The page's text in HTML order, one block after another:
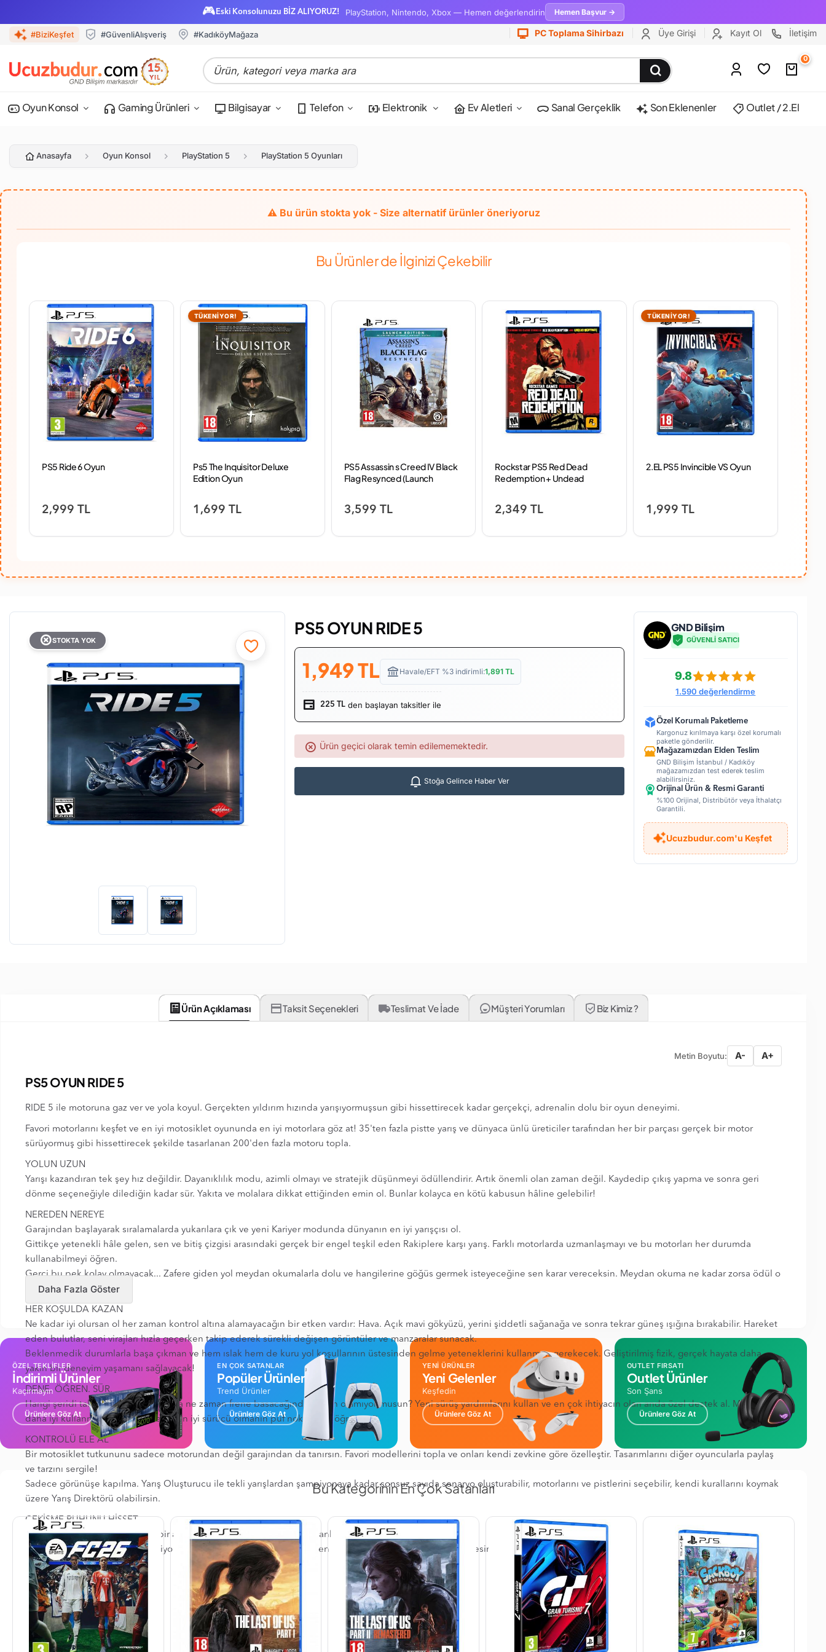
🎮 Eski Konsolunuzu BİZ ALIYORUZ! PlayStation, Nintendo, Xbox — Hemen değerlendirin Hemen Başvur →
#BiziKeşfet #GüvenliAlışveriş #KadıköyMağaza PC Toplama Sihirbazı Üye Girişi Kayıt Ol İletişim
0
Oyun Konsol Gaming Ürünleri Bilgisayar Telefon Elektronik Ev Aletleri Sanal Gerçeklik Son Eklenenler Outlet / 2.El
Anasayfa Oyun Konsol PlayStation 5 PlayStation 5 Oyunları
Bu Ürünler de İlginizi Çekebilir
PS5 Ride 6 Oyun
2,999 TL
TÜKENİYOR!
Ps5 The Inquisitor Deluxe
Edition Oyun
1,699 TL
PS5 Assassin s Creed IV Black
Flag Resynced (Launch
3,599 TL
Rockstar PS5 Red Dead
Redemption + Undead
2,349 TL
TÜKENİYOR!
2.EL PS5 Invincible VS Oyun
1,999 TL
PS5
STOKTA YOK
PS5 OYUN RIDE 5
1,949TL Havale/EFT %3 indirimli:1,891 TL
225 TL den başlayan taksitler ile
Ürün geçici olarak temin edilememektedir.
Stoğa Gelince Haber Ver
GND Bilişim
GÜVENLİ SATICI
9.8
1.590 değerlendirme
Özel Korumalı Paketleme
Kargonuz kırılmaya karşı özel korumalı
paketle gönderilir.
Mağazamızdan Elden Teslim
GND Bilişim İstanbul / Kadıköy
mağazamızdan test ederek teslim
alabilirsiniz.
Orijinal Ürün & Resmi Garanti
%100 Orijinal, Distribütör veya İthalatçı
Garantili.
Ucuzbudur.com'u Keşfet
Ürün Açıklaması Taksit Seçenekleri Teslimat Ve İade Müşteri Yorumları Biz Kimiz ?
Metin Boyutu: A- A+
PS5 OYUN RIDE 5
RIDE 5 ile motoruna gaz ver ve yola koyul. Gerçekten yıldırım hızında yarışıyormuşsun gibi hissettirecek kadar gerçekçi, adrenalin dolu bir oyun deneyimi.
Favori motorlarını keşfet ve en iyi motosiklet oyununda en iyi motorlara göz at! 35'ten fazla pistte yarış ve dünyaca ünlü üreticiler tarafından her bir parçası gerçek bir motor
sürüyormuş gibi hissettirecek şekilde tasarlanan 200'den fazla motoru topla.
YOLUN UZUN
Yarışı kazandıran tek şey hız değildir. Dayanıklılık modu, azimli olmayı ve stratejik düşünmeyi ödüllendirir. Artık önemli olan zaman değil. Kaydedip çıkış yapma ve sonra geri
dönme seçeneğiyle dilediğin kadar sür. Yakıta ve molalara dikkat ettiğinden emin ol. Bunlar kolayca en kötü kabusun hâline gelebilir!
NEREDEN NEREYE
Garajından başlayarak sıralamalarda yukarılara çık ve yeni Kariyer modunda dünyanın en iyi yarışçısı ol.
Gittikçe yetenekli hâle gelen, sen ve bitiş çizgisi arasındaki gerçek bir engel teşkil eden Rakiplere karşı yarış. Farklı motorlarda uzmanlaşmayı ve bu motorları her durumda
kullanabilmeyi öğren.
Gerçi bu pek kolay olmayacak... Zafere giden yol meydan okumalarla dolu ve hangilerine göğüs germek isteyeceğine sen karar vereceksin. Meydan okuma ne kadar zorsa ödül o
kadar büyük olacak!
HER KOŞULDA KAZAN
Ne kadar iyi olursan ol her zaman kontrol altına alamayacağın bir etken vardır: Hava. Açık mavi gökyüzü, yerini şiddetli sağanağa ve sonra tekrar güneş ışığına bırakabilir. Hareket
eden bulutlar, seni virajları hızla geçerken takip ederek sürekli değişen görüntüler ve manzaralar sunacak.
Beklenmedik durumlarla başa çıkman ve hem ıslak hem de kuru yol koşullarının üstesinden gelme yeteneklerini kullanman gerekecek. Geliştirilmiş fizik, gerçek hayata daha
yakın bir deneyim yaşamanı sağlayacak!
DENE. ÖĞREN. SÜR.
Hangi şeridi takip edeceğinden veya ne zaman frene basacağından emin olamıyor musun? Yeni sürüş yardımlarını kullan ve en çok ihtiyacın olan anda özel destek al. Motoru
daha iyi kullanmayı ve olabileceğin en iyi sürücü olmanın püf noktalarını öğren.
KONTROLÜ ELE AL
Bir motosiklet tutkununu sadece motorundan değil garajından da tanırsın. Favori modellerini topla ve onları kendi zevkine göre özelleştir. Tasarımlarını diğer oyuncularla paylaş
ve tarzını sergile!
Sadece görünüşe kapılma. Yarış Oluşturucu ile tekli yarışlardan şampiyonaya kadar sonsuz sayıda senaryo oluşturabilir, motorlarını ve pistlerini seçebilir, kendi kurallarını koymak
üzere Yarış Direktörü olabilirsin.
ÇEKİŞME RUHUNU HİSSET
Ekran bölme geri döndü! Artık bir arkadaşına meydan okuyabilir ve canlı olarak kazanabilirsin!
Dünyaya değerini göstermek istiyorsan Dayanıklılık yarışları seni cidden sınayacak. Çapraz Oyun işlevi sayesinde artık daha heyecan verici.
GARANT SÜRESİ : 24 AY
Daha Fazla Göster
ÖZEL TEKLİFLER
İndirimli Ürünler
Kaçırmayın
Ürünlere Göz At
EN ÇOK SATANLAR
Popüler Ürünler
Trend Ürünler
Ürünlere Göz At
YENİ ÜRÜNLER
Yeni Gelenler
Keşfedin
Ürünlere Göz At
OUTLET FIRSATI
Outlet Ürünler
Son Şans
Ürünlere Göz At
Bu Kategorinin En Çok Satanları